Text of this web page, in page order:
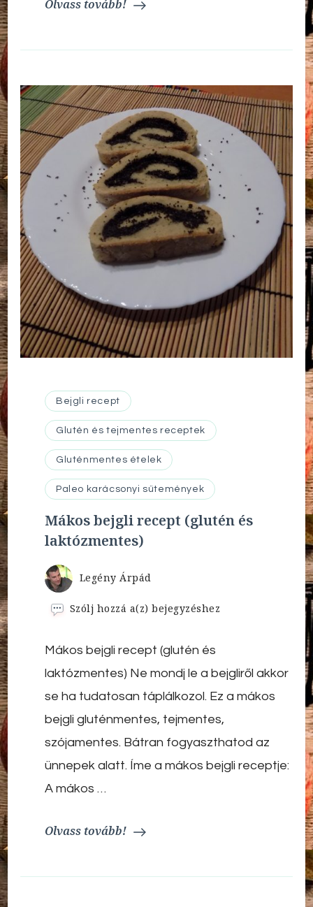
Olvass tovább!
Bejgli recept
Glutén és tejmentes receptek
Gluténmentes ételek
Paleo karácsonyi sütemények
Mákos bejgli recept (glutén és
laktózmentes)
Legény Árpád
Szólj hozzá a(z)Mákos
(glutén
laktózmentes)
bejegyzéshez
Mákos bejgli recept (glutén és
laktózmentes) Ne mondj le a bejgliről akkor
se ha tudatosan táplálkozol. Ez a mákos
bejgli gluténmentes, tejmentes,
szójamentes. Bátran fogyaszthatod az
ünnepek alatt. Íme a mákos bejgli receptje:
A mákos …
Olvass tovább!